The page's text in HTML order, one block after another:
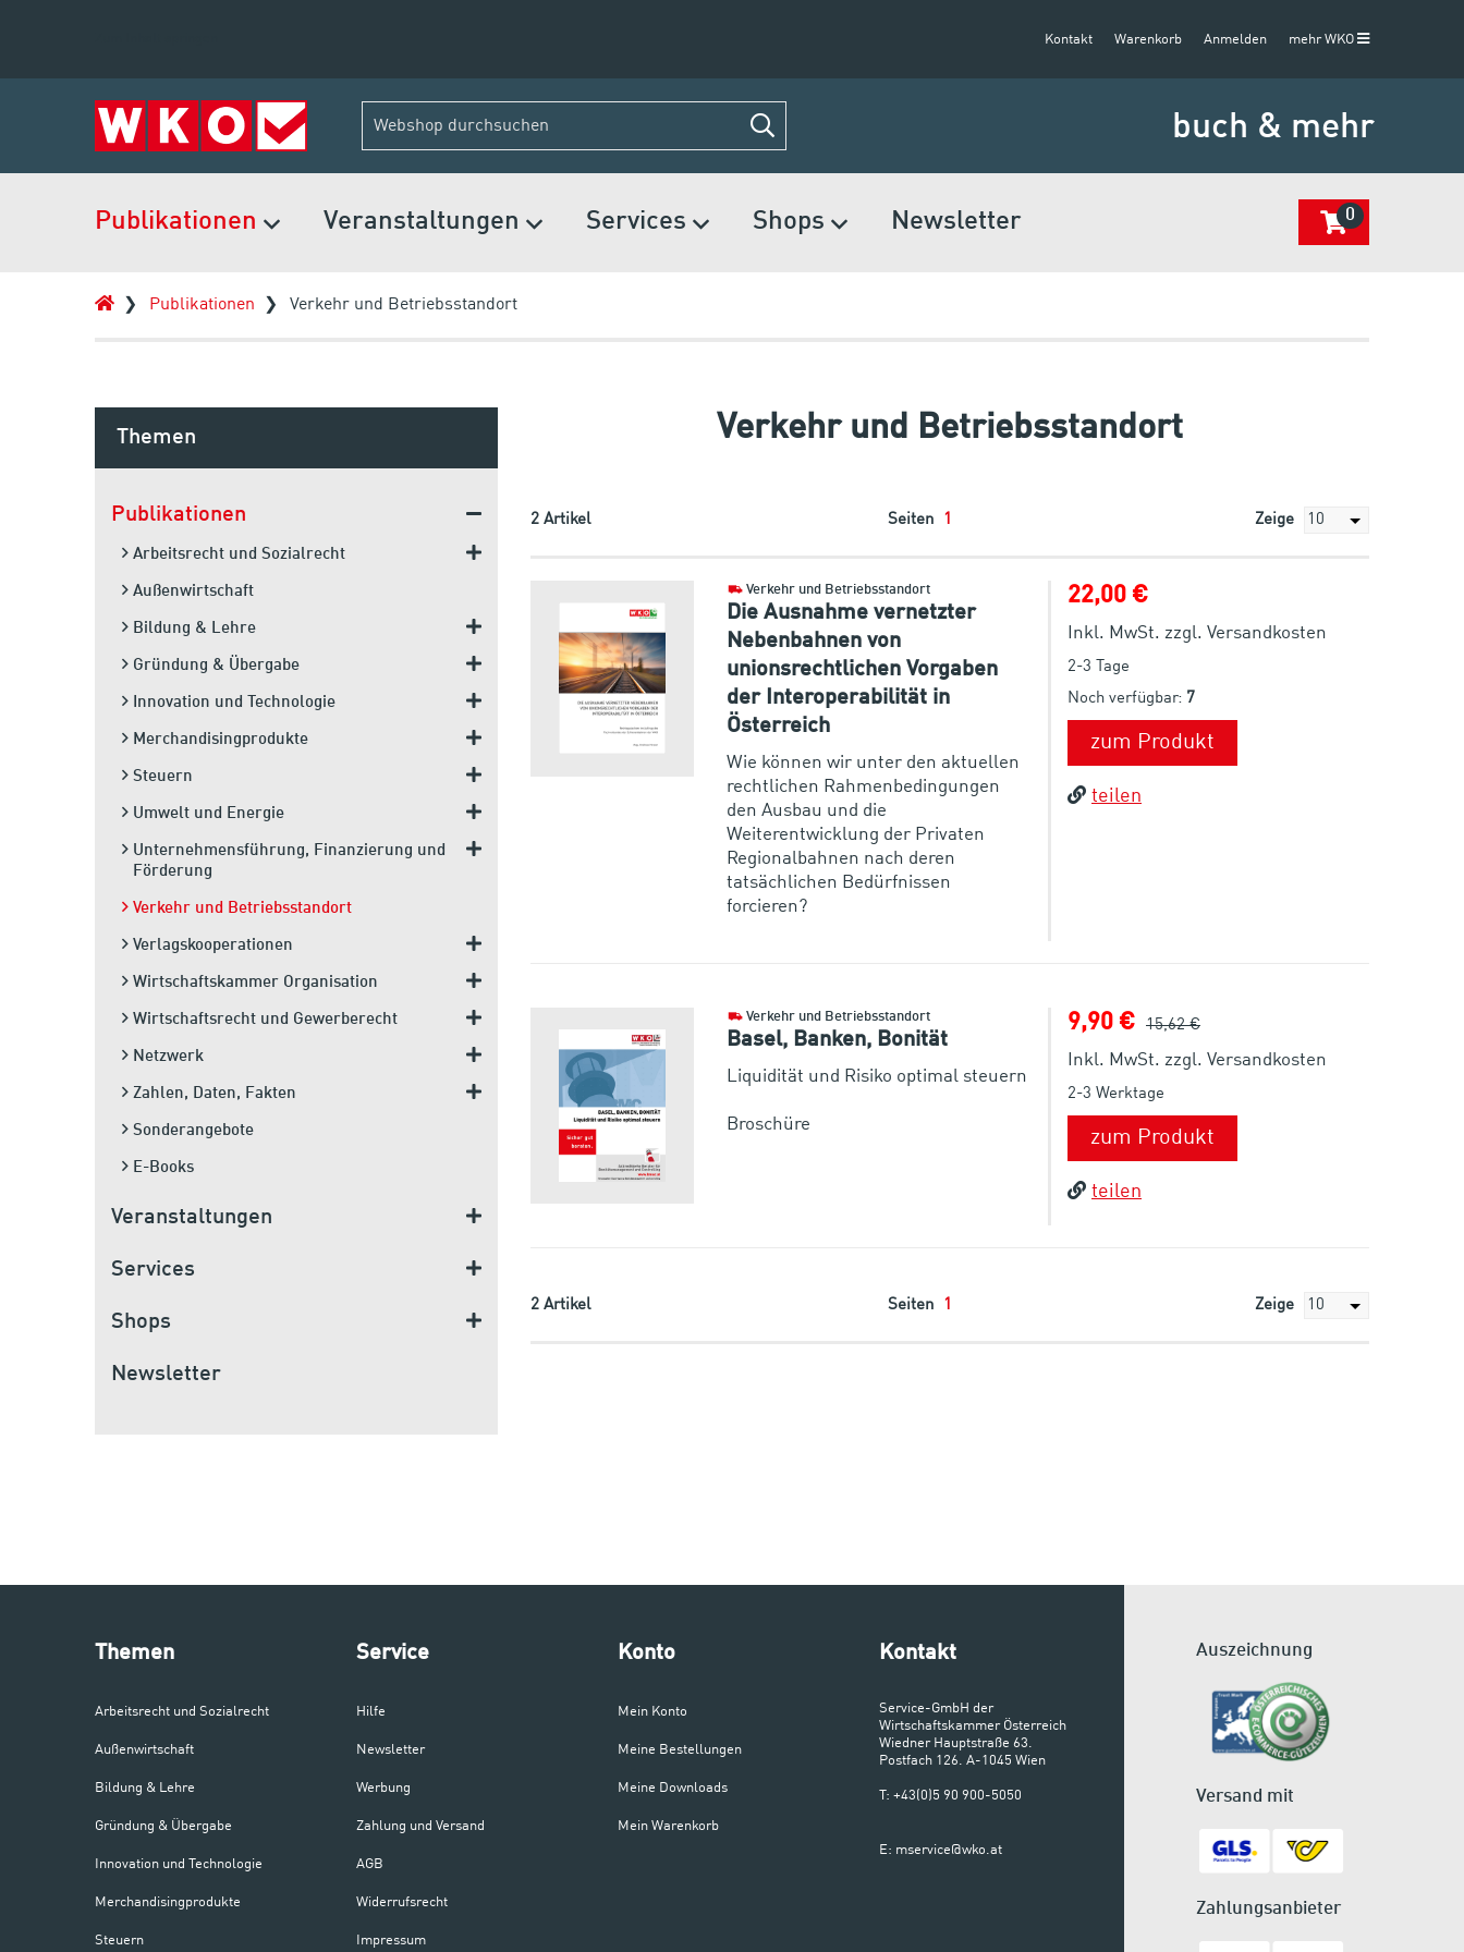
Kontakt Warenkorb Anmelden mehr WKO
buch & mehr
Publikationen Veranstaltungen Services Shops Newsletter 0
Publikationen Verkehr und Betriebsstandort
Themen
Publikationen
Arbeitsrecht und Sozialrecht
Außenwirtschaft
Bildung & Lehre
Gründung & Übergabe
Innovation und Technologie
Merchandisingprodukte
Steuern
Umwelt und Energie
Unternehmensführung, Finanzierung und
Förderung
Verkehr und Betriebsstandort
Verlagskooperationen
Wirtschaftskammer Organisation
Wirtschaftsrecht und Gewerberecht
Netzwerk
Zahlen, Daten, Fakten
Sonderangebote
E-Books
Veranstaltungen
Services
Shops
Newsletter
Verkehr und Betriebsstandort
2 Artikel Seiten 1 Zeige
Verkehr und Betriebsstandort
Die Ausnahme vernetzter
Nebenbahnen von
unionsrechtlichen Vorgaben
der Interoperabilität in
Österreich
Wie können wir unter den aktuellen
rechtlichen Rahmenbedingungen
den Ausbau und die
Weiterentwicklung der Privaten
Regionalbahnen nach deren
tatsächlichen Bedürfnissen
forcieren?
22,00 €
Inkl. MwSt. zzgl. Versandkosten
2-3 Tage
Noch verfügbar: 7
zum Produkt
teilen
Verkehr und Betriebsstandort
Basel, Banken, Bonität
Liquidität und Risiko optimal steuern
Broschüre
9,90 € 15,62 €
Inkl. MwSt. zzgl. Versandkosten
2-3 Werktage
zum Produkt
teilen
2 Artikel Seiten 1 Zeige
Themen
Arbeitsrecht und Sozialrecht
Außenwirtschaft
Bildung & Lehre
Gründung & Übergabe
Innovation und Technologie
Merchandisingprodukte
Steuern
Service
Hilfe
Newsletter
Werbung
Zahlung und Versand
AGB
Widerrufsrecht
Impressum
Konto
Mein Konto
Meine Bestellungen
Meine Downloads
Mein Warenkorb
Kontakt
Service-GmbH der
Wirtschaftskammer Österreich
Wiedner Hauptstraße 63.
Postfach 126. A-1045 Wien
T: +43(0)5 90 900-5050
E: mservice@wko.at
Auszeichnung
Versand mit
Zahlungsanbieter